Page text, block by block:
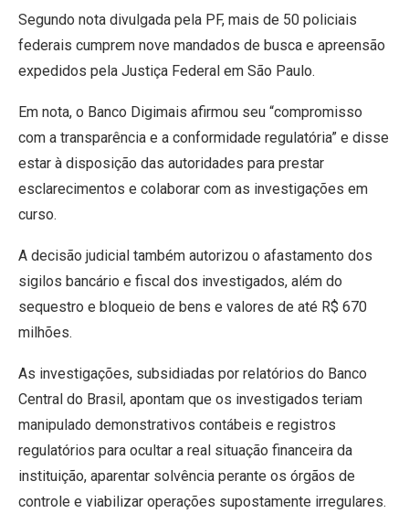
Segundo nota divulgada pela PF, mais de 50 policiais
federais cumprem nove mandados de busca e apreensão
expedidos pela Justiça Federal em São Paulo.
Em nota, o Banco Digimais afirmou seu “compromisso
com a transparência e a conformidade regulatória” e disse
estar à disposição das autoridades para prestar
esclarecimentos e colaborar com as investigações em
curso.
A decisão judicial também autorizou o afastamento dos
sigilos bancário e fiscal dos investigados, além do
sequestro e bloqueio de bens e valores de até R$ 670
milhões.
As investigações, subsidiadas por relatórios do Banco
Central do Brasil, apontam que os investigados teriam
manipulado demonstrativos contábeis e registros
regulatórios para ocultar a real situação financeira da
instituição, aparentar solvência perante os órgãos de
controle e viabilizar operações supostamente irregulares.